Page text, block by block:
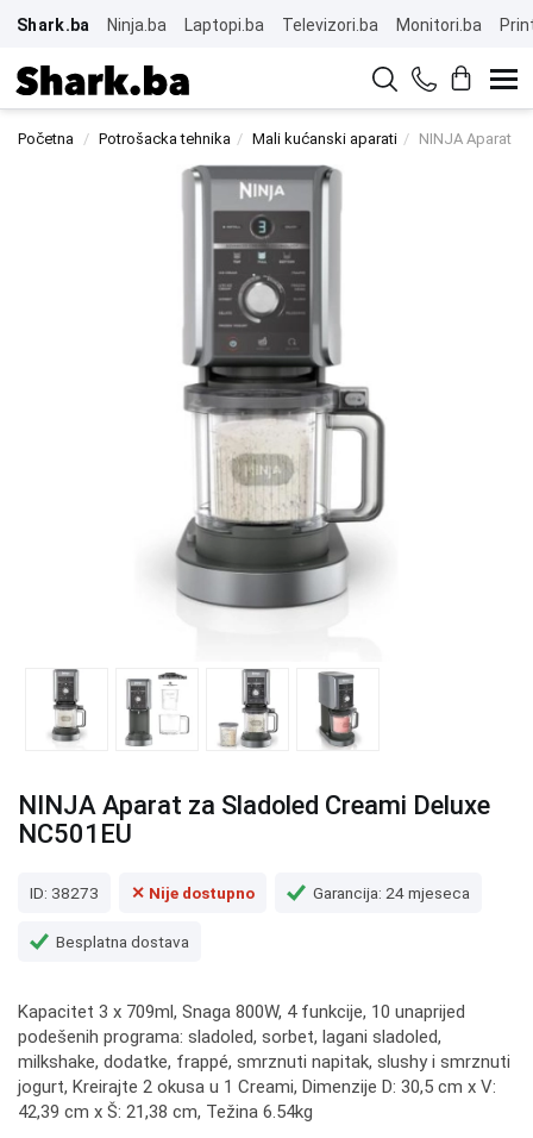
Shark.ba Ninja.ba Laptopi.ba Televizori.ba Monitori.ba
Početna Potrošacka tehnika Mali kućanski aparati NINJA Aparat
NINJA Aparat za Sladoled Creami Deluxe
NC501EU
ID: 38273 ✕ Nije dostupno Garancija: 24 mjeseca
Besplatna dostava
Kapacitet 3 x 709ml, Snaga 800W, 4 funkcije, 10 unaprijed
podešenih programa: sladoled, sorbet, lagani sladoled,
milkshake, dodatke, frappé, smrznuti napitak, slushy i smrznuti
jogurt, Kreirajte 2 okusa u 1 Creami, Dimenzije D: 30,5 cm x V:
42,39 cm x Š: 21,38 cm, Težina 6.54kg